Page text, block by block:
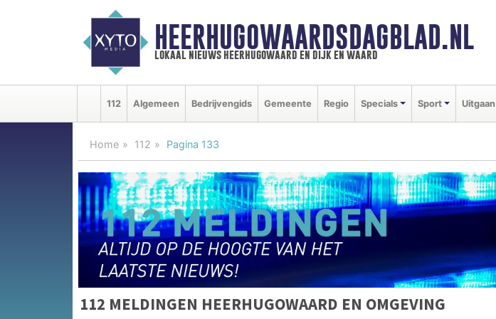
HEERHUGOWAARDSDAGBLAD.NL
lokaal nieuws heerhugowaard en dijk en waard
112 Algemeen Bedrijvengids Gemeente Regio Specials Sport Uitgaan
Home 112 Pagina 133
112 MELDINGEN HEERHUGOWAARD EN OMGEVING